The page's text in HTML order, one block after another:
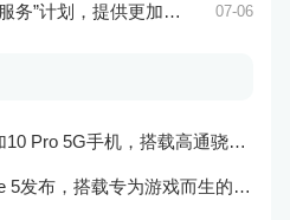
提供更加个性化的服务体验 07-06
一加手机推出一加10 Pro 5G手机，搭载高通骁龙888处理器和一亿像素主摄像头
Asus ROG Phone 5发布，搭载专为游戏而生的处理器和摄像头